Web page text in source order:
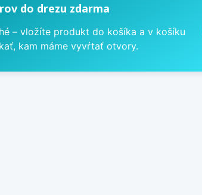
do drezu zdarma
– vložíte produkt do košíka a v košíku
kam máme vyvŕtať otvory.